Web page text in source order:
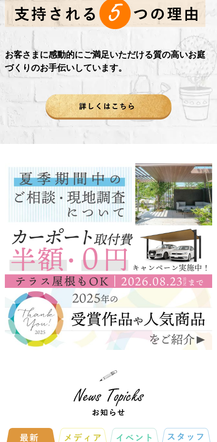
お客さまに感動的にご満足いただける質の高いお庭
づくりのお手伝いしています。